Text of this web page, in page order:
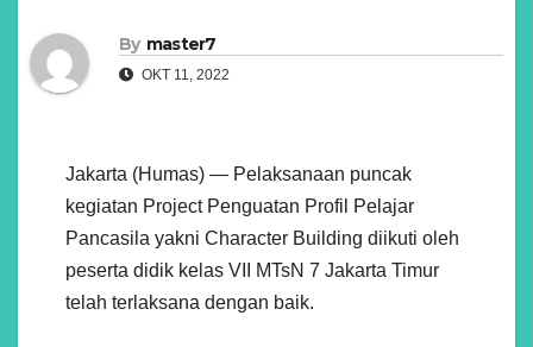
By master7
OKT 11, 2022
Jakarta (Humas) — Pelaksanaan puncak
kegiatan Project Penguatan Profil Pelajar
Pancasila yakni Character Building diikuti oleh
peserta didik kelas VII MTsN 7 Jakarta Timur
telah terlaksana dengan baik.